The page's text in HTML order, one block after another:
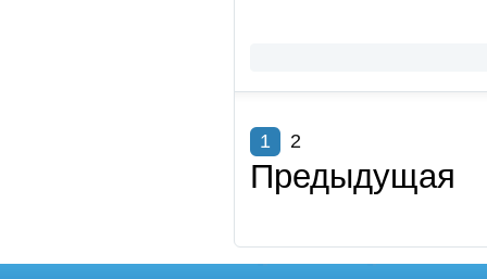
1 2
Предыдущая